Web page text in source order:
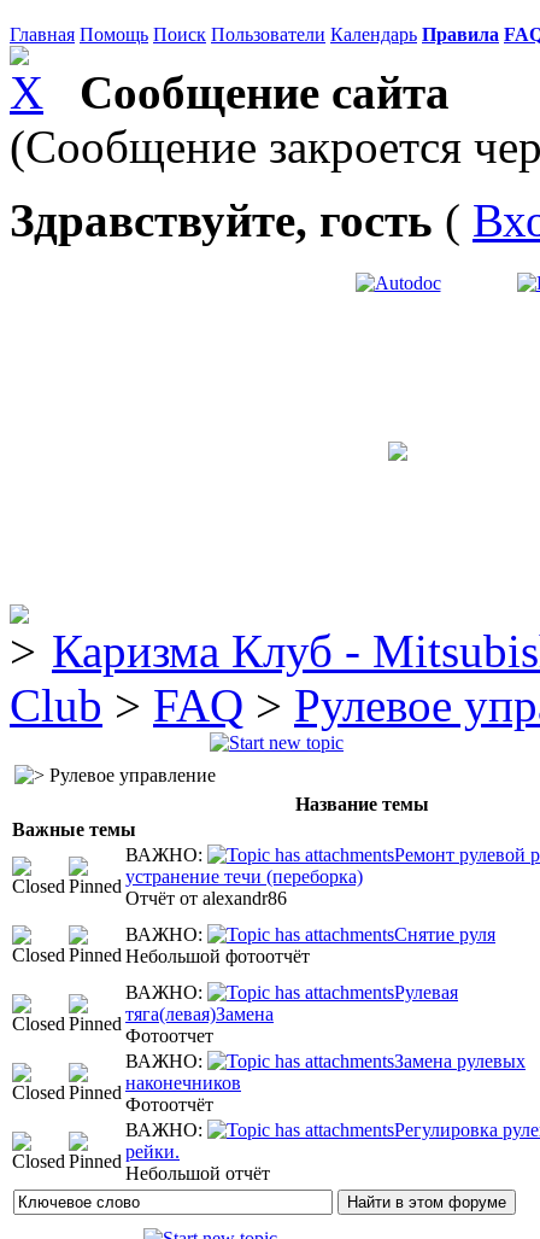
Главная Помощь Поиск Пользователи Календарь Правила
Сообщение сайта
(Сообщение закроется
Здравствуйте, гость (
Каризма Клуб -
Club > FAQ > Рулевое
Рулевое управление
Название темы
Важные темы
ВАЖНО:
Ремонт рулевой
устранение течи (переборка)
Отчёт от alexandr86
ВАЖНО:
Снятие руля
Небольшой фотоотчёт
ВАЖНО:
Рулевая
тяга(левая)Замена
Фотоотчет
ВАЖНО:
Замена рулевых
наконечников
Фотоотчёт
ВАЖНО:
Регулировка
рейки.
Небольшой отчёт